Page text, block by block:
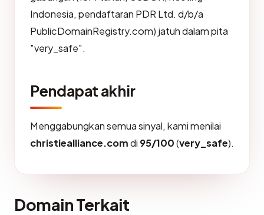
Indonesia, pendaftaran PDR Ltd. d/b/a
PublicDomainRegistry.com) jatuh dalam pita
"very_safe".
Pendapat akhir
Menggabungkan semua sinyal, kami menilai
christiealliance.comdi 95/100(very_safe).
Domain Terkait